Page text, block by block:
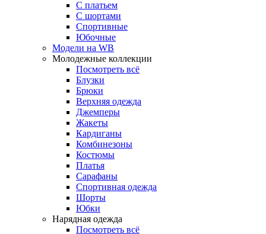
С платьем
С шортами
Спортивные
Юбочные
Модели на WB
Молодежные коллекции
Посмотреть всё
Блузки
Брюки
Верхняя одежда
Джемперы
Жакеты
Кардиганы
Комбинезоны
Костюмы
Платья
Сарафаны
Спортивная одежда
Шорты
Юбки
Нарядная одежда
Посмотреть всё